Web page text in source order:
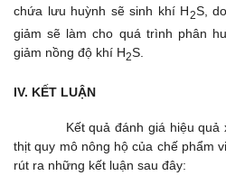
chứa lưu huỳnh sẽ sinh khí H2S,
giảm sẽ làm cho quá trình phân
giảm nồng độ khí H2S.
IV. KẾT LUẬN
Kết quả đánh giá hiệu quả xử
thịt quy mô nông hộ của chế phẩm
rút ra những kết luận sau đây: